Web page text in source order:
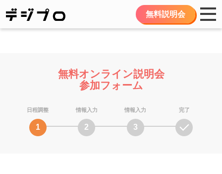
無料説明会
無料オンライン説明会
参加フォーム
日程調整
1
情報入力
2
情報入力
3
完了